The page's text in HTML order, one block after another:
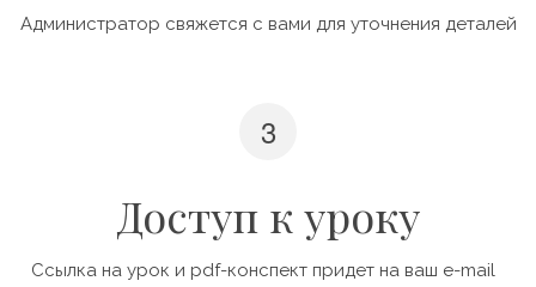
Администратор свяжется с вами для уточнения деталей
Доступ к уроку
Ссылка на урок и pdf-конспект придет на ваш e-mail